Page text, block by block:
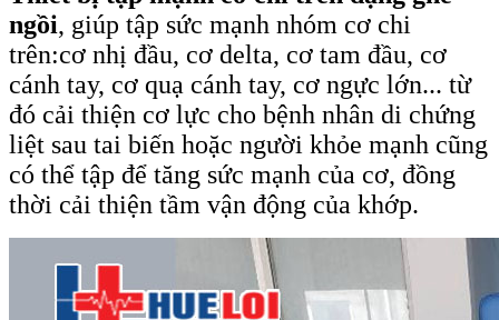
ngồi, giúp tập sức mạnh nhóm cơ chi
trên:cơ nhị đầu, cơ delta, cơ tam đầu, cơ
cánh tay, cơ quạ cánh tay, cơ ngực lớn... từ
đó cải thiện cơ lực cho bệnh nhân di chứng
liệt sau tai biến hoặc người khỏe mạnh cũng
có thể tập để tăng sức mạnh của cơ, đồng
thời cải thiện tầm vận động của khớp.